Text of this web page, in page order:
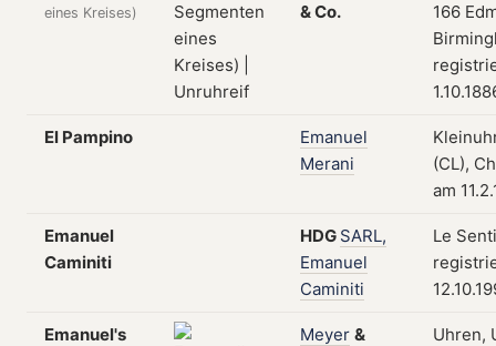
eines Kreises)
&Co.
166
El Pampino
Emanuel
Merani
(CL),
am
Emanuel
Caminiti
HDG SARL,
Emanuel
Caminiti
Le
Emanuel's Meyer &
Uhren,